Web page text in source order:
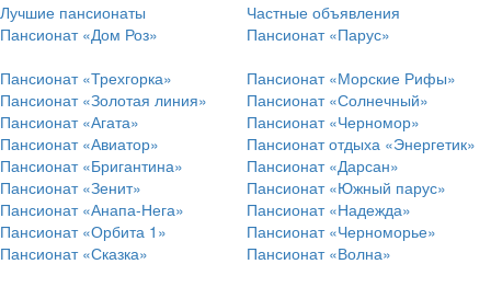
Лучшие пансионаты
Частные объявления
Пансионат «Дом Роз»
Пансионат «Парус»
Пансионат «Трехгорка»
Пансионат «Морские Рифы»
Пансионат «Золотая линия»
Пансионат «Солнечный»
Пансионат «Агата»
Пансионат «Черномор»
Пансионат «Авиатор»
Пансионат отдыха «Энергетик»
Пансионат «Бригантина»
Пансионат «Дарсан»
Пансионат «Зенит»
Пансионат «Южный парус»
Пансионат «Анапа-Нега»
Пансионат «Надежда»
Пансионат «Орбита 1»
Пансионат «Черноморье»
Пансионат «Сказка»
Пансионат «Волна»